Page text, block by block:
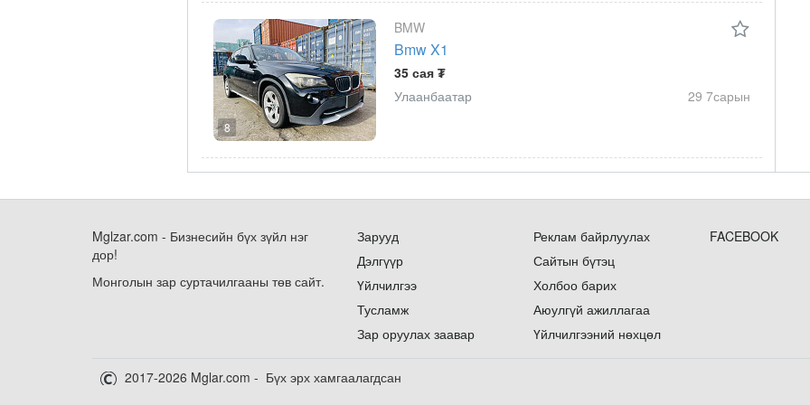
8
BMW
Bmw X1
35 сая ₮
Улаанбаатар
29 7сарын
Mglzar.com - Бизнесийн бүх зүйл нэг
дор!
Монголын зар суртачилгааны төв сайт.
Зарууд
Дэлгүүр
Үйлчилгээ
Тусламж
Зар оруулах заавар
Реклам байрлуулах
Сайтын бүтэц
Холбоо барих
Аюулгүй ажиллагаа
Үйлчилгээний нөхцөл
FACEBOOK
2017-2026 Mglar.com - Бүх эрх хамгаалагдсан